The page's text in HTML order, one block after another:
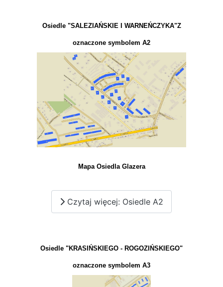
Osiedle "SALEZIAŃSKIE I WARNEŃCZYKA"Z
oznaczone symbolem A2
Mapa Osiedla Glazera
Czytaj więcej: Osiedle A2
Osiedle "KRASIŃSKIEGO - ROGOZIŃSKIEGO"
oznaczone symbolem A3